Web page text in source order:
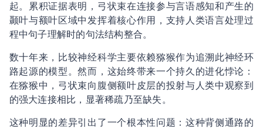
起。累积证据表明，弓状束在连接参与言语感知和产生的
颞叶与额叶区域中发挥着核心作用，支持人类语言处理过
程中句子理解时的句法结构整合。
数十年来，比较神经科学主要依赖猕猴作为追溯此神经环
路起源的模型。然而，这始终带来一个持久的进化悖论：
在猕猴中，弓状束向腹侧额叶皮层的投射与人类中观察到
的强大连接相比，显著稀疏乃至缺失。
这种明显的差异引出了一个根本性问题：这种背侧通路的